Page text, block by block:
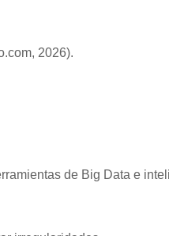
2026).
de Big Data e